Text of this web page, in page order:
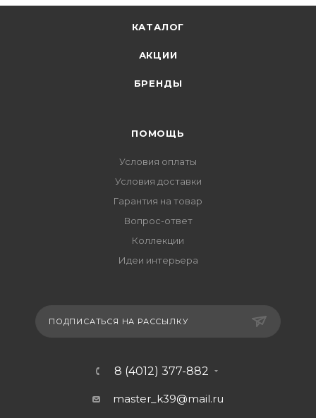
КАТАЛОГ
АКЦИИ
БРЕНДЫ
ПОМОЩЬ
Условия оплаты
Условия доставки
Гарантия на товар
Вопрос-ответ
Коллекции
Идеи интерьера
ПОДПИСАТЬСЯ НА РАССЫЛКУ
8 (4012) 377-882
master_k39@mail.ru